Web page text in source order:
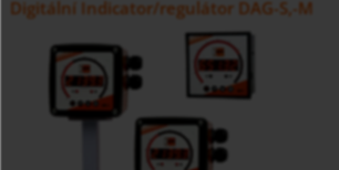
Digitální Indicator/regulátor DAG-S,-M